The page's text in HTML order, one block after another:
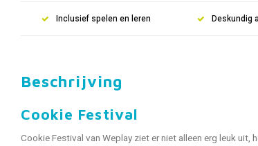
Inclusief spelen en leren Deskundig
Beschrijving
Cookie Festival
Cookie Festival van Weplay ziet er niet alleen erg leuk